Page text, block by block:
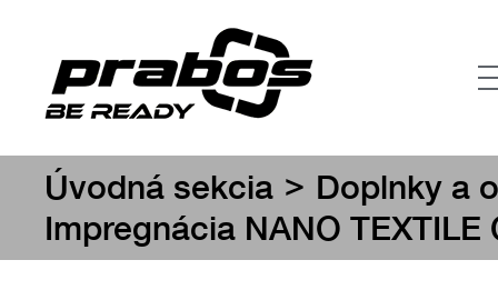
Úvodná sekcia > Doplnky a
Impregnácia NANO TEXTILE